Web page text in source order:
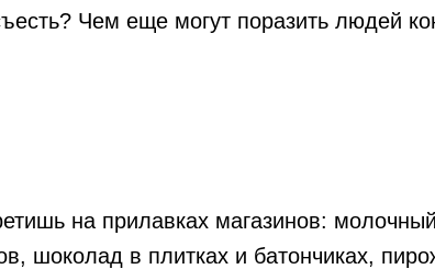
Чем еще могут поразить людей
на прилавках магазинов:
шоколад в плитках и батончиках,